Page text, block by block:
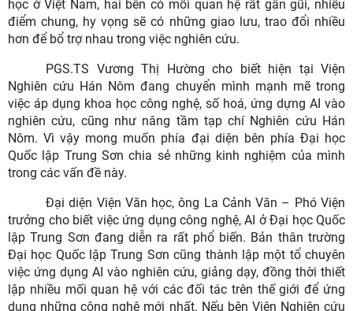
học ở Việt Nam, hai bên có mối quan hệ rất gần gũi, nhiều
điểm chung, hy vọng sẽ có những giao lưu, trao đổi nhiều
hơn để bổ trợ nhau trong việc nghiên cứu.
PGS.TS Vương Thị Hường cho biết hiện tại Viện
Nghiên cứu Hán Nôm đang chuyển mình mạnh mẽ trong
việc áp dụng khoa học công nghệ, số hoá, ứng dựng AI vào
nghiên cứu, cũng như nâng tầm tạp chí Nghiên cứu Hán
Nôm. Vì vậy mong muốn phía đại diện bên phía Đại học
Quốc lập Trung Sơn chia sẻ những kinh nghiệm của mình
trong các vấn đề này.
Đại diện Viện Văn học, ông La Cảnh Văn – Phó Viện
trưởng cho biết việc ứng dụng công nghệ, AI ở Đại học Quốc
lập Trung Sơn đang diễn ra rất phổ biến. Bản thân trường
Đại học Quốc lập Trung Sơn cũng thành lập một tổ chuyên
việc ứng dụng AI vào nghiên cứu, giảng dạy, đồng thời thiết
lập nhiều mối quan hệ với các đối tác trên thế giới để ứng
dụng những công nghệ mới nhất. Nếu bên Viện Nghiên cứu